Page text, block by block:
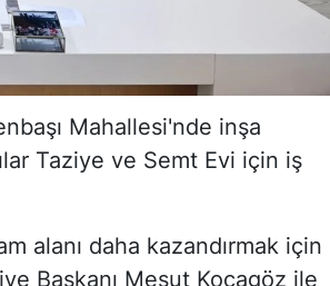
Mahallesi'nde inşa
Taziye ve Semt Evi için iş
alanı daha kazandırmak için
Başkanı Mesut Kocagöz ile